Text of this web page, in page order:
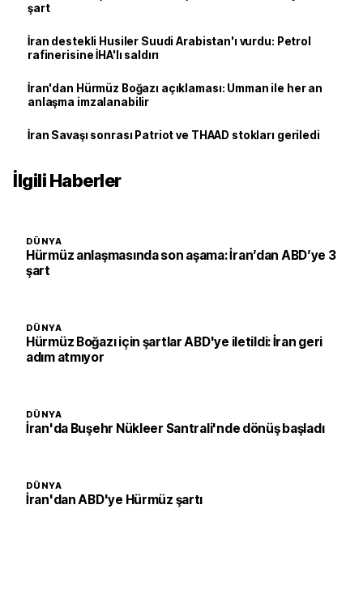
şart
İran destekli Husiler Suudi Arabistan'ı vurdu: Petrol
rafinerisine İHA'lı saldırı
İran'dan Hürmüz Boğazı açıklaması: Umman ile her an
anlaşma imzalanabilir
İran Savaşı sonrası Patriot ve THAAD stokları geriledi
İlgili Haberler
DÜNYA
Hürmüz anlaşmasında son aşama: İran’dan ABD’ye 3
şart
DÜNYA
Hürmüz Boğazı için şartlar ABD'ye iletildi: İran geri
adım atmıyor
DÜNYA
İran'da Buşehr Nükleer Santrali'nde dönüş başladı
DÜNYA
İran'dan ABD'ye Hürmüz şartı